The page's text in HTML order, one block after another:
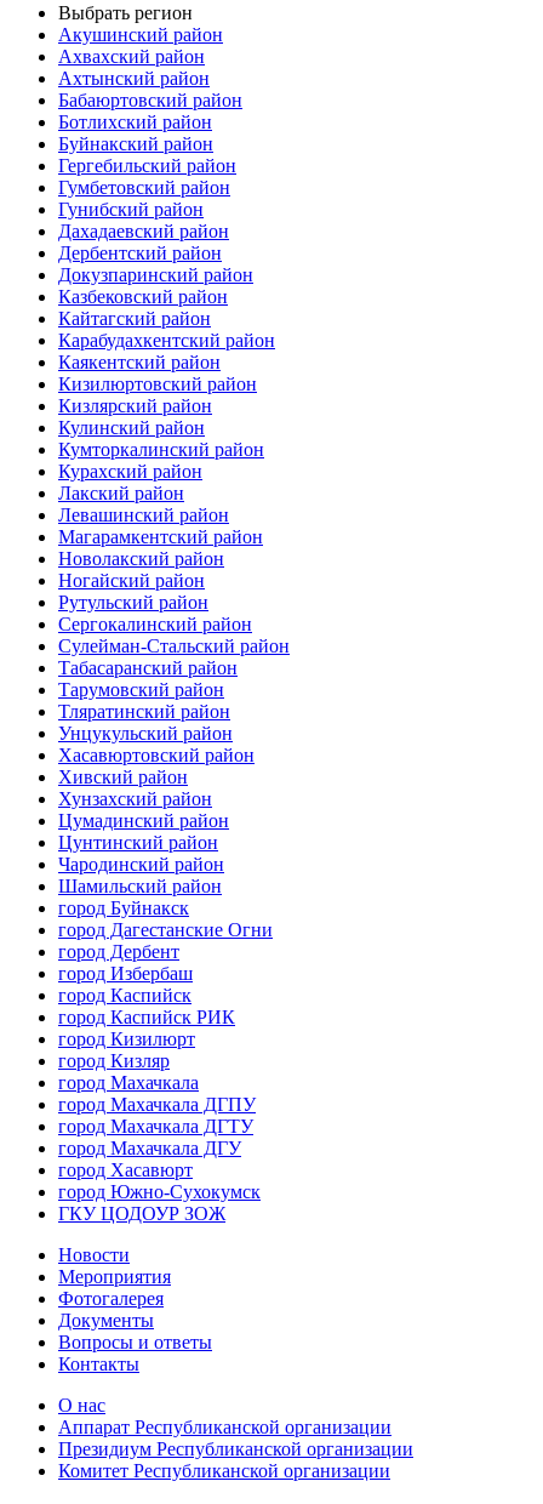
Выбрать регион
Акушинский район
Ахвахский район
Ахтынский район
Бабаюртовский район
Ботлихский район
Буйнакский район
Гергебильский район
Гумбетовский район
Гунибский район
Дахадаевский район
Дербентский район
Докузпаринский район
Казбековский район
Кайтагский район
Карабудахкентский район
Каякентский район
Кизилюртовский район
Кизлярский район
Кулинский район
Кумторкалинский район
Курахский район
Лакский район
Левашинский район
Магарамкентский район
Новолакский район
Ногайский район
Рутульский район
Сергокалинский район
Сулейман-Стальский район
Табасаранский район
Тарумовский район
Тляратинский район
Унцукульский район
Хасавюртовский район
Хивский район
Хунзахский район
Цумадинский район
Цунтинский район
Чародинский район
Шамильский район
город Буйнакск
город Дагестанские Огни
город Дербент
город Избербаш
город Каспийск
город Каспийск РИК
город Кизилюрт
город Кизляр
город Махачкала
город Махачкала ДГПУ
город Махачкала ДГТУ
город Махачкала ДГУ
город Хасавюрт
город Южно-Сухокумск
ГКУ ЦОДОУР ЗОЖ
Новости
Мероприятия
Фотогалерея
Документы
Вопросы и ответы
Контакты
О нас
Аппарат Республиканской организации
Президиум Республиканской организации
Комитет Республиканской организации